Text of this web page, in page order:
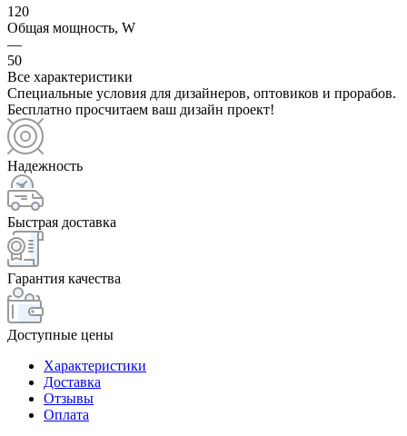
120
Общая мощность, W
—
50
Все характеристики
Специальные условия для дизайнеров, оптовиков и прорабов.
Бесплатно просчитаем ваш дизайн проект!
Надежность
Быстрая доставка
Гарантия качества
Доступные цены
Характеристики
Доставка
Отзывы
Оплата